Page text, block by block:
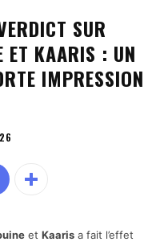
SUR
ET KAARIS : UN
IMPRESSION
et Kaaris a fait l’effet